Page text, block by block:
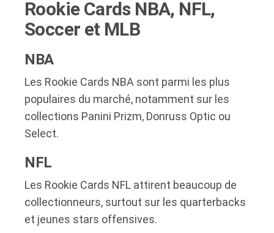
Rookie Cards NBA, NFL,
Soccer et MLB
NBA
Les Rookie Cards NBA sont parmi les plus
populaires du marché, notamment sur les
collections Panini Prizm, Donruss Optic ou
Select.
NFL
Les Rookie Cards NFL attirent beaucoup de
collectionneurs, surtout sur les quarterbacks
et jeunes stars offensives.